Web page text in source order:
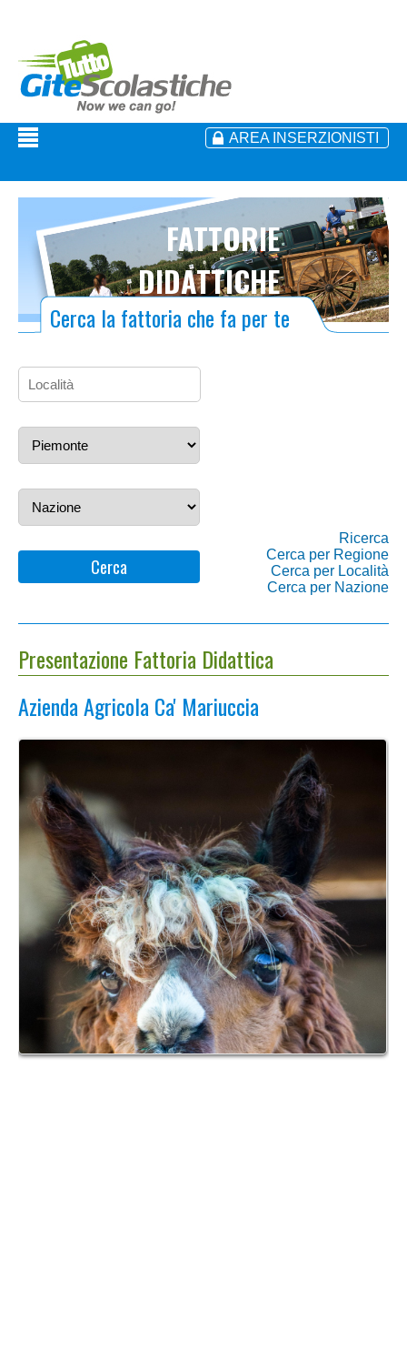
AREA INSERZIONISTI
FATTORIE
DIDATTICHE
Cerca la fattoria che fa per te
Cerca
Ricerca
Cerca per Regione
Cerca per Località
Cerca per Nazione
Presentazione Fattoria Didattica
Azienda Agricola Ca' Mariuccia